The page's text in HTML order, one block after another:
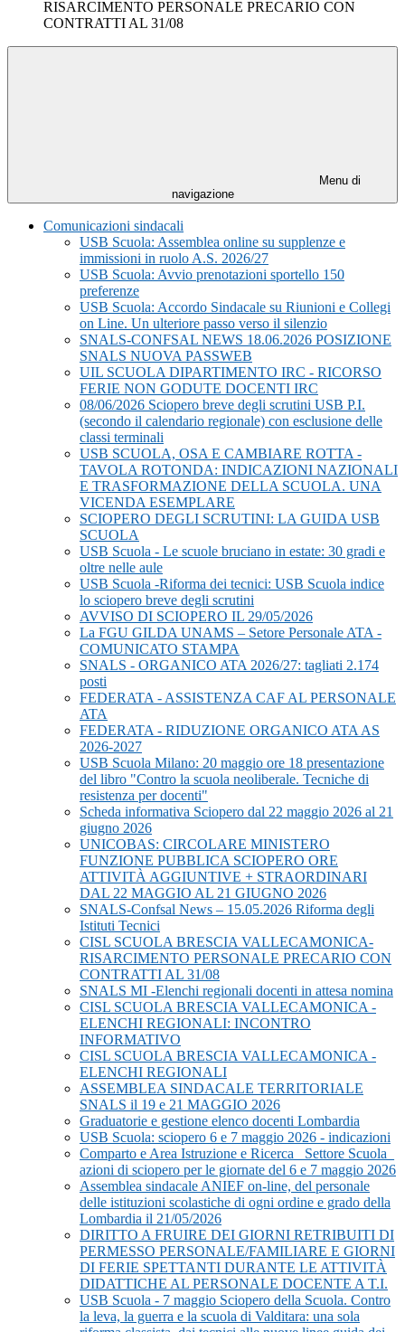
RISARCIMENTO PERSONALE PRECARIO CON
CONTRATTI AL 31/08
Menu di
navigazione
Comunicazioni sindacali
USB Scuola: Assemblea online su supplenze e
immissioni in ruolo A.S. 2026/27
USB Scuola: Avvio prenotazioni sportello 150
preferenze
USB Scuola: Accordo Sindacale su Riunioni e Collegi
on Line. Un ulteriore passo verso il silenzio
SNALS-CONFSAL NEWS 18.06.2026 POSIZIONE
SNALS NUOVA PASSWEB
UIL SCUOLA DIPARTIMENTO IRC - RICORSO
FERIE NON GODUTE DOCENTI IRC
08/06/2026 Sciopero breve degli scrutini USB P.I.
(secondo il calendario regionale) con esclusione delle
classi terminali
USB SCUOLA, OSA E CAMBIARE ROTTA -
TAVOLA ROTONDA: INDICAZIONI NAZIONALI
E TRASFORMAZIONE DELLA SCUOLA. UNA
VICENDA ESEMPLARE
SCIOPERO DEGLI SCRUTINI: LA GUIDA USB
SCUOLA
USB Scuola - Le scuole bruciano in estate: 30 gradi e
oltre nelle aule
USB Scuola -Riforma dei tecnici: USB Scuola indice
lo sciopero breve degli scrutini
AVVISO DI SCIOPERO IL 29/05/2026
La FGU GILDA UNAMS – Setore Personale ATA -
COMUNICATO STAMPA
SNALS - ORGANICO ATA 2026/27: tagliati 2.174
posti
FEDERATA - ASSISTENZA CAF AL PERSONALE
ATA
FEDERATA - RIDUZIONE ORGANICO ATA AS
2026-2027
USB Scuola Milano: 20 maggio ore 18 presentazione
del libro "Contro la scuola neoliberale. Tecniche di
resistenza per docenti"
Scheda informativa Sciopero dal 22 maggio 2026 al 21
giugno 2026
UNICOBAS: CIRCOLARE MINISTERO
FUNZIONE PUBBLICA SCIOPERO ORE
ATTIVITÀ AGGIUNTIVE + STRAORDINARI
DAL 22 MAGGIO AL 21 GIUGNO 2026
SNALS-Confsal News – 15.05.2026 Riforma degli
Istituti Tecnici
CISL SCUOLA BRESCIA VALLECAMONICA-
RISARCIMENTO PERSONALE PRECARIO CON
CONTRATTI AL 31/08
SNALS MI -Elenchi regionali docenti in attesa nomina
CISL SCUOLA BRESCIA VALLECAMONICA -
ELENCHI REGIONALI: INCONTRO
INFORMATIVO
CISL SCUOLA BRESCIA VALLECAMONICA -
ELENCHI REGIONALI
ASSEMBLEA SINDACALE TERRITORIALE
SNALS il 19 e 21 MAGGIO 2026
Graduatorie e gestione elenco docenti Lombardia
USB Scuola: sciopero 6 e 7 maggio 2026 - indicazioni
Comparto e Area Istruzione e Ricerca_ Settore Scuola_
azioni di sciopero per le giornate del 6 e 7 maggio 2026
Assemblea sindacale ANIEF on-line, del personale
delle istituzioni scolastiche di ogni ordine e grado della
Lombardia il 21/05/2026
DIRITTO A FRUIRE DEI GIORNI RETRIBUITI DI
PERMESSO PERSONALE/FAMILIARE E GIORNI
DI FERIE SPETTANTI DURANTE LE ATTIVITÀ
DIDATTICHE AL PERSONALE DOCENTE A T.I.
USB Scuola - 7 maggio Sciopero della Scuola. Contro
la leva, la guerra e la scuola di Valditara: una sola